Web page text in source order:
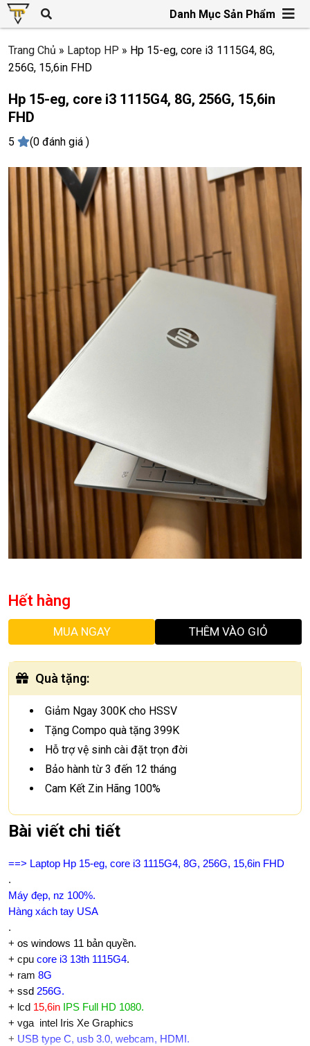
Danh Mục Sản Phẩm
Trang Chủ » Laptop HP » Hp 15-eg, core i3 1115G4, 8G,
256G, 15,6in FHD
Hp 15-eg, core i3 1115G4, 8G, 256G, 15,6in
FHD
5 (0 đánh giá )
Hết hàng
MUA NGAY THÊM VÀO GIỎ
Quà tặng:
Giảm Ngay 300K cho HSSV
Tặng Compo quà tặng 399K
Hỗ trợ vệ sinh cài đặt trọn đời
Bảo hành từ 3 đến 12 tháng
Cam Kết Zin Hãng 100%
Bài viết chi tiết
==> Laptop Hp 15-eg, core i3 1115G4, 8G, 256G, 15,6in FHD
.
Máy đẹp, nz 100%.
Hàng xách tay USA
.
+ os windows 11 bản quyền.
+ cpu core i3 13th 1115G4.
+ ram 8G
+ ssd 256G.
+ lcd 15,6in
IPS Full HD 1080.
+ vga intel Iris Xe Graphics
+ USB type C, usb 3.0, webcam, HDMI.